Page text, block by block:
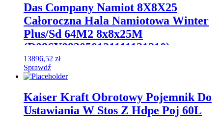
Das Company Namiot 8X8X25
Całoroczna Hala Namiotowa Winter
Plus/Sd 64M2 8x8x25M
(D086Y083050121111121210)
13896,52 zł
Sprawdź
Kaiser Kraft Obrotowy Pojemnik Do
Ustawiania W Stos Z Hdpe Poj 60L